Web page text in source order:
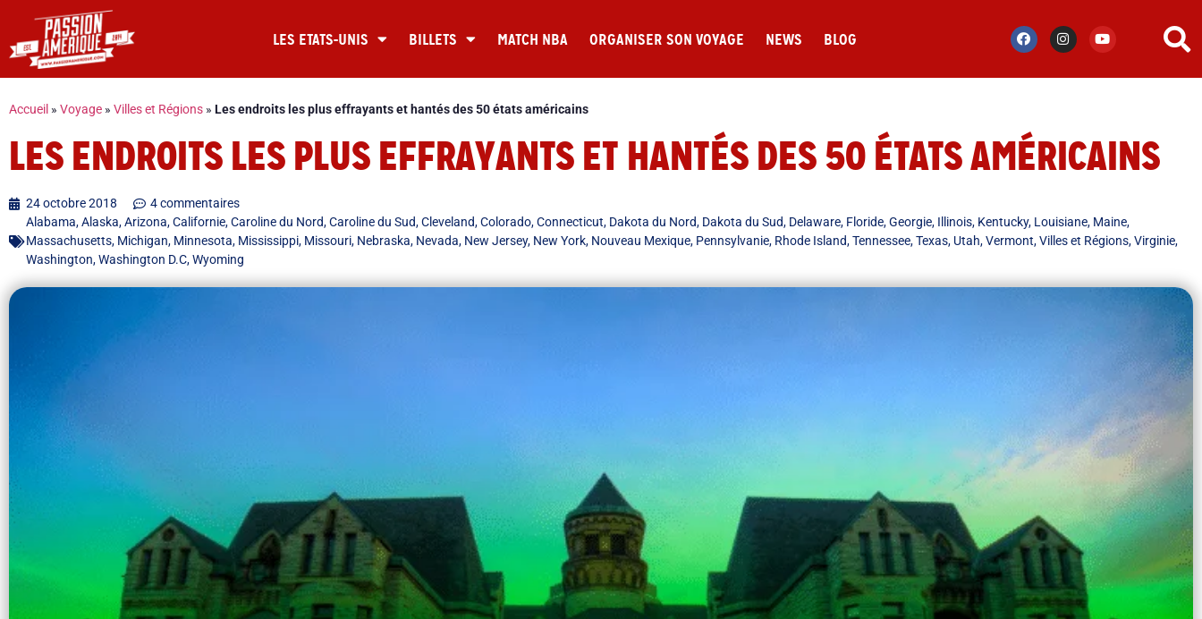
LES ETATS-UNIS BILLETS MATCH NBA ORGANISER SON VOYAGE NEWS BLOG
Accueil » Voyage » Villes et Régions » Les endroits les plus effrayants et hantés des 50 états américains
LES ENDROITS LES PLUS EFFRAYANTS ET HANTÉS DES 50 ÉTATS AMÉRICAINS
24 octobre 2018
4 commentaires
Alabama,Alaska,Arizona,Californie,Caroline du Nord,Caroline du Sud,Cleveland,Colorado,Connecticut, Dakota du Nord, Dakota du Sud, Delaware, Floride,Georgie, Illinois, Kentucky, Louisiane, Maine,
Massachusetts, Michigan, Minnesota, Mississippi, Missouri, Nebraska, Nevada, New Jersey, New York, Nouveau Mexique, Pennsylvanie, Rhode Island,Tennessee,Texas, Utah,Vermont,Villes et Régions,Virginie,
Washington,Washington D.C,Wyoming